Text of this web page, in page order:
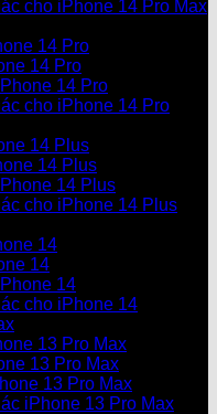
cho iPhone 14 Pro Max
14 Pro
14 Pro
14 Pro
cho iPhone 14 Pro
14 Plus
14 Plus
14 Plus
cho iPhone 14 Plus
14
14
14
cho iPhone 14
13 Pro Max
13 Pro Max
13 Pro Max
iPhone 13 Pro Max